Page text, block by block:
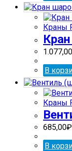
Краны
1.077,00
В
Краны
685,00₽
В